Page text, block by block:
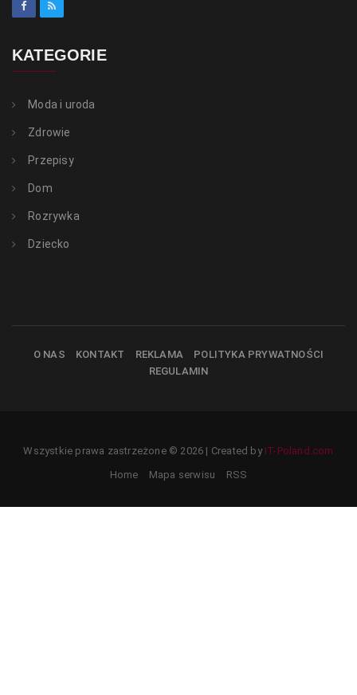
KATEGORIE
Moda i uroda
Zdrowie
Przepisy
Dom
Rozrywka
Dziecko
O NAS KONTAKT REKLAMA
POLITYKA PRYWATNOŚCI
REGULAMIN
Wszystkie prawa zastrzeżone © 2026 | Created by IT-Poland.com
Home
Mapa serwisu RSS